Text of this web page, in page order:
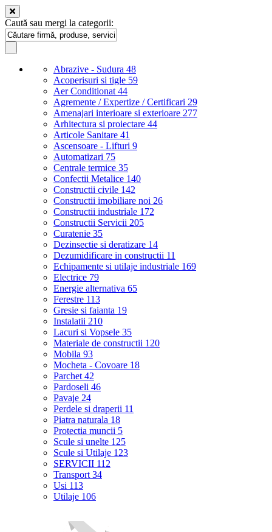
Caută sau mergi la categorii:
Abrazive - Sudura 48
Acoperisuri si tigle 59
Aer Conditionat 44
Agremente / Expertize / Certificari 29
Amenajari interioare si exterioare 277
Arhitectura si proiectare 44
Articole Sanitare 41
Ascensoare - Lifturi 9
Automatizari 75
Centrale termice 35
Confectii Metalice 140
Constructii civile 142
Constructii imobiliare noi 26
Constructii industriale 172
Constructii Servicii 205
Curatenie 35
Dezinsectie si deratizare 14
Dezumidificare in constructii 11
Echipamente si utilaje industriale 169
Electrice 79
Energie alternativa 65
Ferestre 113
Gresie si faianta 19
Instalatii 210
Lacuri si Vopsele 35
Materiale de constructii 120
Mobila 93
Mocheta - Covoare 18
Parchet 42
Pardoseli 46
Pavaje 24
Perdele si draperii 11
Piatra naturala 18
Protectia muncii 5
Scule si unelte 125
Scule si Utilaje 123
SERVICII 112
Transport 34
Usi 113
Utilaje 106